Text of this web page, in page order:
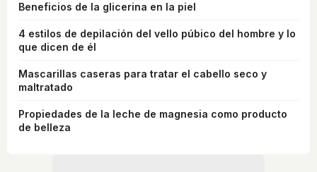
Beneficios de la glicerina en la piel
4 estilos de depilación del vello púbico del hombre y lo
que dicen de él
Mascarillas caseras para tratar el cabello seco y
maltratado
Propiedades de la leche de magnesia como producto
de belleza